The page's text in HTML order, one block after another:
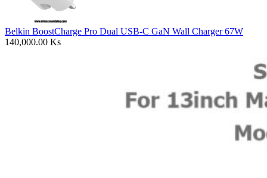
Belkin BoostCharge Pro Dual USB-C GaN Wall Charger 67W
140,000.00 Ks